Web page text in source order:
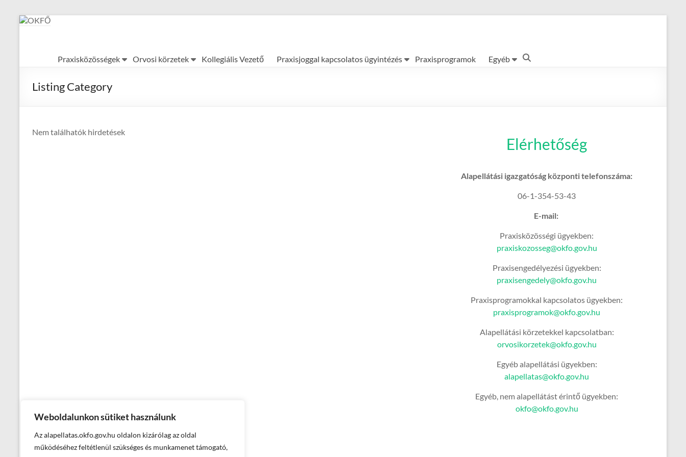
Weboldalunkon sütiket használunk
Az alapellatas.okfo.gov.hu oldalon kizárólag az oldal
működéséhez feltétlenül szükséges és munkamenet támogató,
Skip
Praxisközösségek Orvosi körzetek Kollegiális Vezető Praxisjoggal kapcsolatos ügyintézés Praxisprogramok Egyéb
Listing Category
Nem találhatók hirdetések
Elérhetőség
Alapellátási igazgatóság központi telefonszáma:
06-1-354-53-43
E-mail:
Praxisközösségi ügyekben:
praxiskozosseg@okfo.gov.hu
Praxisengedélyezési ügyekben:
praxisengedely@okfo.gov.hu
Praxisprogramokkal kapcsolatos ügyekben:
praxisprogramok@okfo.gov.hu
Alapellátási körzetekkel kapcsolatban:
orvosikorzetek@okfo.gov.hu
Egyéb alapellátási ügyekben:
alapellatas@okfo.gov.hu
Egyéb, nem alapellátást érintő ügyekben:
okfo@okfo.gov.hu